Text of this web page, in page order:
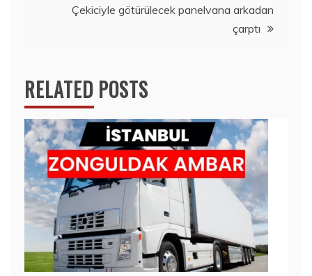
Çekiciyle götürülecek panelvana arkadan
çarptı
RELATED POSTS